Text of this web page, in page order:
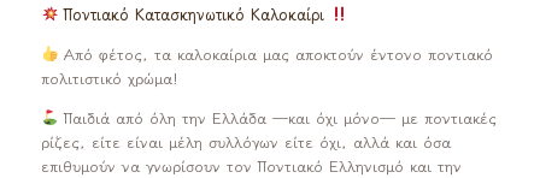
Ποντιακό Κατασκηνωτικό Καλοκαίρι
Από φέτος, τα καλοκαίρια μας αποκτούν έντονο ποντιακό
πολιτιστικό χρώμα!
Παιδιά από όλη την Ελλάδα —και όχι μόνο— με ποντιακές
ρίζες, είτε είναι μέλη συλλόγων είτε όχι, αλλά και όσα
επιθυμούν να γνωρίσουν τον Ποντιακό Ελληνισμό και την